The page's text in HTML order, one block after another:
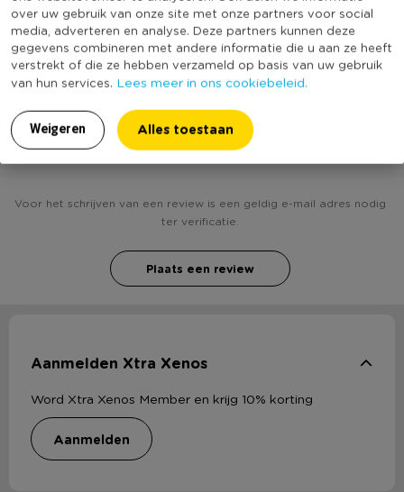
over uw gebruik van onze site met onze partners voor social
media, adverteren en analyse. Deze partners kunnen deze
gegevens combineren met andere informatie die u aan ze heeft
verstrekt of die ze hebben verzameld op basis van uw gebruik
van hun services. Lees meer in ons cookiebeleid.
Weigeren Alles toestaan
Duurzaamheidsscore
(Nog) geen score
bekend
Heb jij Henzo fotolijst driftwood - 50x70 cm -
middenbruin? Schrijf een review!
Voor het schrijven van een review is een geldig e-mail adres nodig
ter verificatie.
Plaats een review
Aanmelden Xtra Xenos
Word Xtra Xenos Member en krijg 10% korting
aanmelden